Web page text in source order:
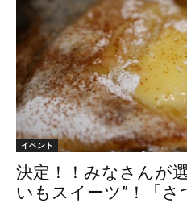
イベント
決定！！みなさんが
いもスイーツ”！「さ